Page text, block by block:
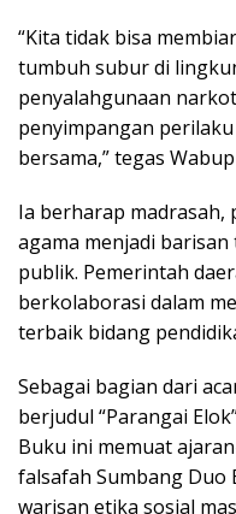
“Kita tidak bisa
tumbuh subur di
penyalahgunaan
penyimpangan
bersama,” tegas
Ia berharap madrasah,
agama menjadi
publik. Pemerintah
berkolaborasi dalam
terbaik bidang
Sebagai bagian dari
berjudul “Parangai
Buku ini memuat
falsafah Sumbang Duo
warisan etika sosial